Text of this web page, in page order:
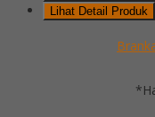
Lihat Detail Produk